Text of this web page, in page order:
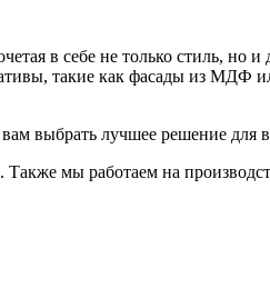
в себе не только стиль, но и
такие как фасады из МДФ
выбрать лучшее решение для
мы работаем на